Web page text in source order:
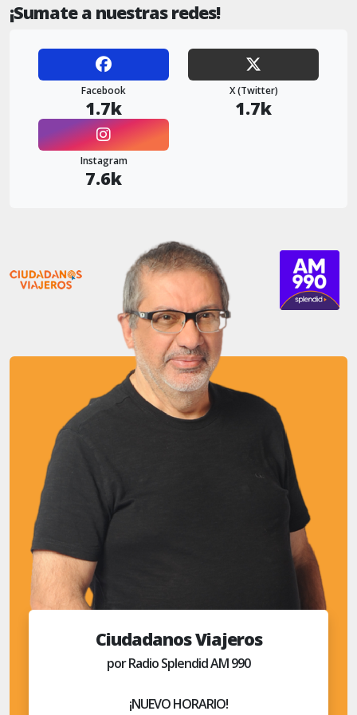
¡Sumate a nuestras redes!
Facebook
1.7k
X (Twitter)
1.7k
Instagram
7.6k
Ciudadanos Viajeros
por Radio Splendid AM 990
¡NUEVO HORARIO!